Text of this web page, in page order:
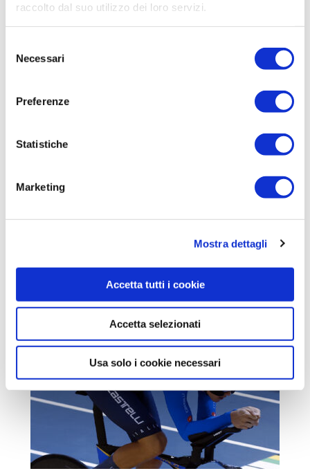
raccolto dal suo utilizzo dei loro servizi.
delNecessari
Preferenze
Statistiche
Marketing
Mostra dettagli
Accetta tutti i cookie
Accetta selezionati
Usa solo i cookie necessari
Guercilena e il suo Milan: una
Enzo Vicennati
Il nuovo Milan sulla strada dei giganti.
Parla coach Reck
Enzo Vicennati 28.10.2024